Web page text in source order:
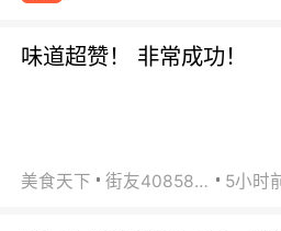
味道超赞！ 非常成功！
美食天下 街友40858442 5小时